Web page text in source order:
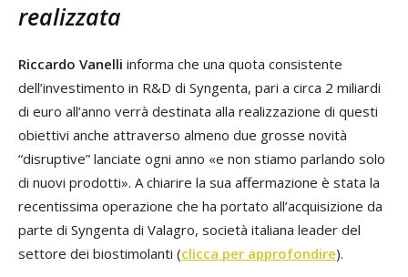
realizzata
Riccardo Vanelli informa che una quota consistente
dell’investimento in R&D di Syngenta, pari a circa 2 miliardi
di euro all’anno verrà destinata alla realizzazione di questi
obiettivi anche attraverso almeno due grosse novità
“disruptive” lanciate ogni anno «e non stiamo parlando solo
di nuovi prodotti». A chiarire la sua affermazione è stata la
recentissima operazione che ha portato all’acquisizione da
parte di Syngenta di Valagro, società italiana leader del
settore dei biostimolanti (clicca per approfondire).